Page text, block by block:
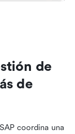
de
de
coordina una